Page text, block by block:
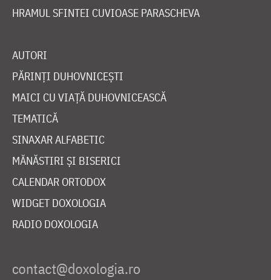
HRAMUL SFINTEI CUVIOASE PARASCHEVA
AUTORI
PĂRINȚI DUHOVNICEȘTI
MAICI CU VIAȚĂ DUHOVNICEASCĂ
TEMATICĂ
SINAXAR ALFABETIC
MĂNĂSTIRI ȘI BISERICI
CALENDAR ORTODOX
WIDGET DOXOLOGIA
RADIO DOXOLOGIA